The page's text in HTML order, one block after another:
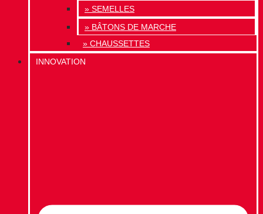
» SEMELLES
» BÂTONS DE MARCHE
» CHAUSSETTES
INNOVATION